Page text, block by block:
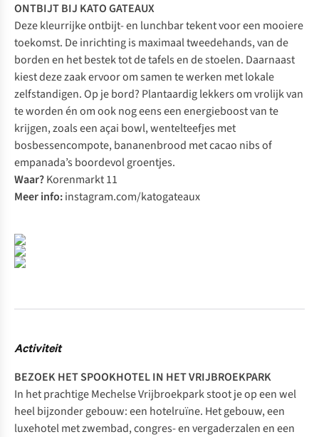
ONTBIJT BIJ KATO GATEAUX
Deze kleurrijke ontbijt- en lunchbar tekent voor een mooiere
toekomst. De inrichting is maximaal tweedehands, van de
borden en het bestek tot de tafels en de stoelen. Daarnaast
kiest deze zaak ervoor om samen te werken met lokale
zelfstandigen. Op je bord? Plantaardig lekkers om vrolijk van
te worden én om ook nog eens een energieboost van te
krijgen, zoals een açai bowl, wentelteefjes met
bosbessencompote, bananenbrood met cacao nibs of
empanada’s boordevol groentjes.
Waar?Korenmarkt 11
Meer info:instagram.com/katogateaux
Activiteit
BEZOEK HET SPOOKHOTEL IN HET VRIJBROEKPARK
In het prachtige Mechelse Vrijbroekpark stoot je op een wel
heel bijzonder gebouw: een hotelruïne. Het gebouw, een
luxehotel met zwembad, congres- en vergaderzalen en een